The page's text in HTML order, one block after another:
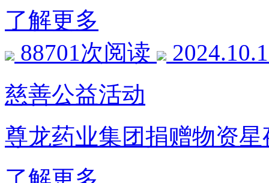
了解更多
88701次阅读
慈善公益活动
尊龙药业集团捐赠物资